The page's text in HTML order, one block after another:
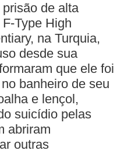
de alta
High
na Turquia,
desde sua
que ele foi
banheiro de seu
e lençol,
suicídio pelas
abriram
outras